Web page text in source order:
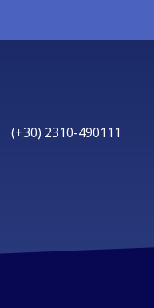
(+30) 2310-490111